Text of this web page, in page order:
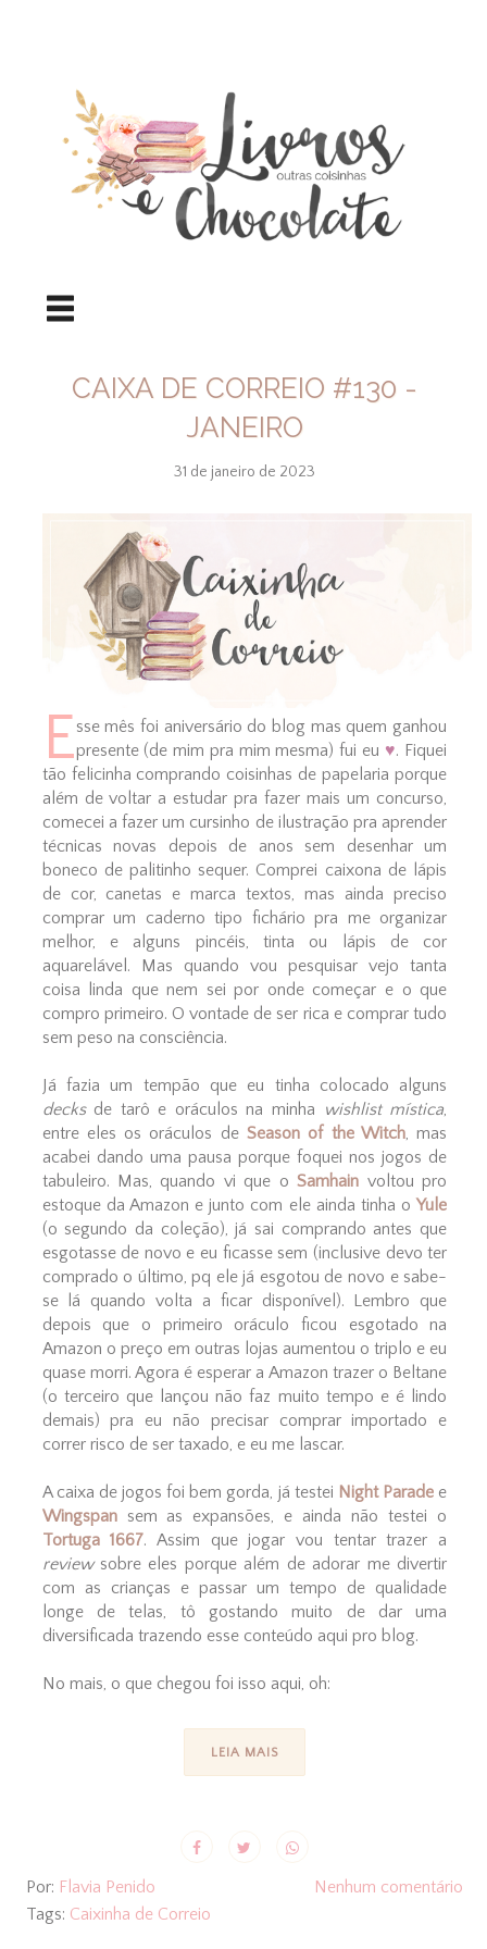
CAIXA DE CORREIO #130 -
JANEIRO
31 de janeiro de 2023
Esse mês foi aniversário do blog mas quem ganhou
presente (de mim pra mim mesma) fui eu ♥. Fiquei
tão felicinha comprando coisinhas de papelaria porque
além de voltar a estudar pra fazer mais um concurso,
comecei a fazer um cursinho de ilustração pra aprender
técnicas novas depois de anos sem desenhar um
boneco de palitinho sequer. Comprei caixona de lápis
de cor, canetas e marca textos, mas ainda preciso
comprar um caderno tipo fichário pra me organizar
melhor, e alguns pincéis, tinta ou lápis de cor
aquarelável. Mas quando vou pesquisar vejo tanta
coisa linda que nem sei por onde começar e o que
compro primeiro. O vontade de ser rica e comprar tudo
sem peso na consciência.
Já fazia um tempão que eu tinha colocado alguns
decks de tarô e oráculos na minha wishlist mística,
entre eles os oráculos deSeason of the Witch, mas
acabei dando uma pausa porque foquei nos jogos de
tabuleiro. Mas, quando vi que oSamhain voltou pro
estoque da Amazon e junto com ele ainda tinha oYule
(o segundo da coleção), já sai comprando antes que
esgotasse de novo e eu ficasse sem (inclusive devo ter
comprado o último, pq ele já esgotou de novo e sabe-
se lá quando volta a ficar disponível). Lembro que
depois que o primeiro oráculo ficou esgotado na
Amazon o preço em outras lojas aumentou o triplo e eu
quase morri. Agora é esperar a Amazon trazer o Beltane
(o terceiro que lançou não faz muito tempo e é lindo
demais) pra eu não precisar comprar importado e
correr risco de ser taxado, e eu me lascar.
A caixa de jogos foi bem gorda, já testei Night Parade e
Wingspan sem as expansões, e ainda não testei o
Tortuga 1667. Assim que jogar vou tentar trazer a
review sobre eles porque além de adorar me divertir
com as crianças e passar um tempo de qualidade
longe de telas, tô gostando muito de dar uma
diversificada trazendo esse conteúdo aqui pro blog.
No mais, o que chegou foi isso aqui, oh:
LEIA MAIS
Por: Flavia Penido
Nenhum comentário
Tags: Caixinha de Correio